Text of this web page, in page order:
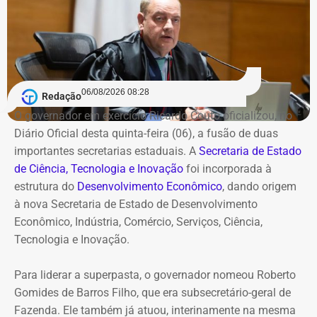
Roberto Gomides de Barros Filho foi xonerado do cargo
de subsecretário-geral da Fazenda para assumir
formalmente o comando da nova secretaria unificada;
Roberta Simões Maia foi exonerada, a pedido, do cargo
de superintendente de Retenção e Atração de
Investimentos do Desenvolvimento Econômico;
Joel de Oliveira Suhett Filho foi desligado do posto de
assessor-chefe de Assuntos Estratégicos da Polícia
Militar;
Henrique Gustavo dos Santos Frickmann foi exonerado, a
pedido, do cargo de subsecretário adjunto de Obrasda
Secretaria de Infraestrutura e Obras Públicas.
homeopática
No outro lado da balança das publicações do Diário
candidatura solo de Miro, o partido fundado por Leonel
Brizola teria que deixar a coligação) e ainda ganha um
pouco da simpatia da esquerda à candidatura de Pedro
Paulo.
Redação06/08/2026 08:28
O governador em exercício Ricardo Couto oficializou, no
Diário Oficial desta quinta-feira (06), a fusão de duas
importantes secretarias estaduais. A Secretaria de Estado
de Ciência, Tecnologia e Inovação foi incorporada à
estrutura do Desenvolvimento Econômico, dando origem
à nova Secretaria de Estado de Desenvolvimento
Econômico, Indústria, Comércio, Serviços, Ciência,
Tecnologia e Inovação.
Para liderar a superpasta, o governador nomeou Roberto
Gomides de Barros Filho, que era subsecretário-geral de
Fazenda. Ele também já atuou, interinamente na mesma